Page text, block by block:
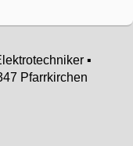
▪
Pfarrkirchen